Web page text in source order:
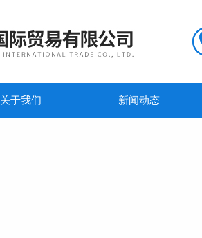
关于我们 新闻动态